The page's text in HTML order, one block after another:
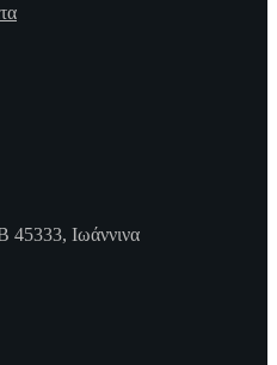
45333, Ιωάννινα